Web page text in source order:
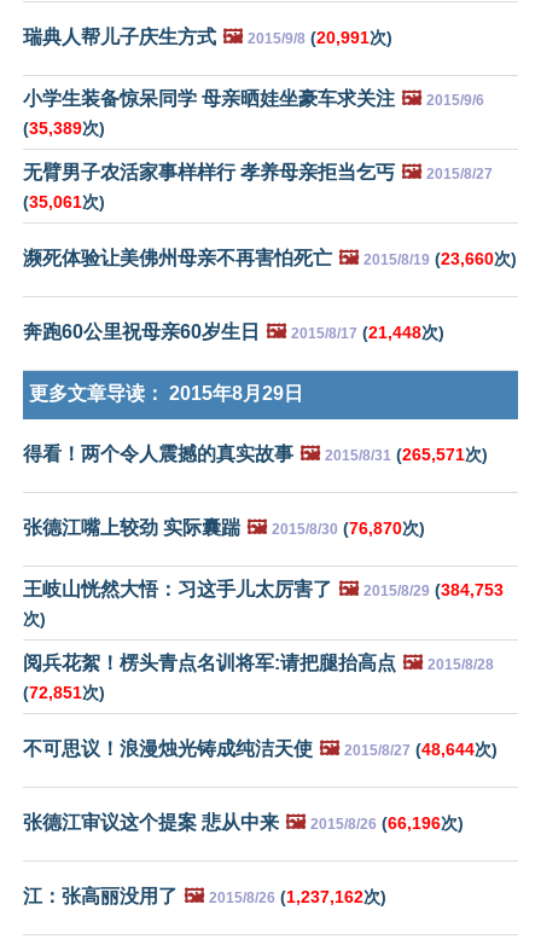
瑞典人帮儿子庆生方式 🖼️ 2015/9/8 (20,991次)
小学生装备惊呆同学 母亲晒娃坐豪车求关注 🖼️ 2015/9/6
(35,389次)
无臂男子农活家事样样行 孝养母亲拒当乞丐 🖼️ 2015/8/27
(35,061次)
濒死体验让美佛州母亲不再害怕死亡 🖼️ 2015/8/19 (23,660次)
奔跑60公里祝母亲60岁生日 🖼️ 2015/8/17 (21,448次)
更多文章导读： 2015年8月29日
得看！两个令人震撼的真实故事 🖼️ 2015/8/31 (265,571次)
张德江嘴上较劲 实际囊踹 🖼️ 2015/8/30 (76,870次)
王岐山恍然大悟：习这手儿太厉害了 🖼️ 2015/8/29 (384,753
次)
阅兵花絮！楞头青点名训将军:请把腿抬高点 🖼️ 2015/8/28
(72,851次)
不可思议！浪漫烛光铸成纯洁天使 🖼️ 2015/8/27 (48,644次)
张德江审议这个提案 悲从中来 🖼️ 2015/8/26 (66,196次)
江：张高丽没用了 🖼️ 2015/8/26 (1,237,162次)